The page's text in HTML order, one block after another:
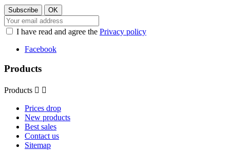
I have read and agree the Privacy policy
Facebook
Products
Products  
Prices drop
New products
Best sales
Contact us
Sitemap